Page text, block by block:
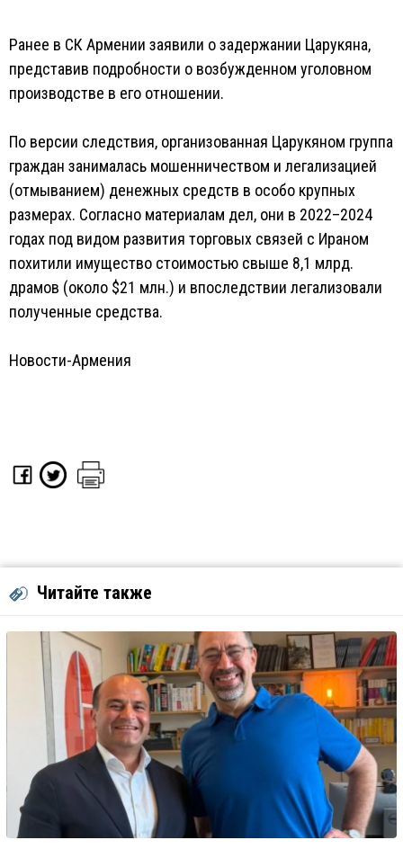
Ранее в СК Армении заявили о задержании Царукяна,
представив подробности о возбужденном уголовном
производстве в его отношении.
По версии следствия, организованная Царукяном группа
граждан занималась мошенничеством и легализацией
(отмыванием) денежных средств в особо крупных
размерах. Согласно материалам дел, они в 2022–2024
годах под видом развития торговых связей с Ираном
похитили имущество стоимостью свыше 8,1 млрд.
драмов (около $21 млн.) и впоследствии легализовали
полученные средства.
Новости-Армения
Читайте также